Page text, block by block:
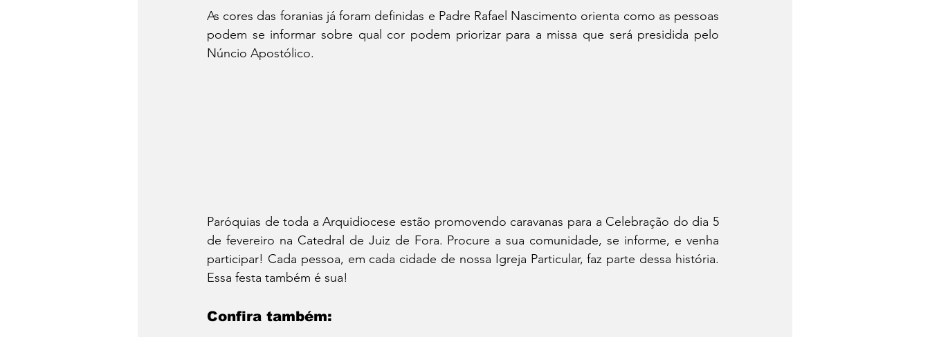
As cores das foranias já foram definidas e Padre Rafael Nascimento orienta como as pessoas
podem se informar sobre qual cor podem priorizar para a missa que será presidida pelo
Núncio Apostólico.
Paróquias de toda a Arquidiocese estão promovendo caravanas para a Celebração do dia 5
de fevereiro na Catedral de Juiz de Fora. Procure a sua comunidade, se informe, e venha
participar! Cada pessoa, em cada cidade de nossa Igreja Particular, faz parte dessa história.
Essa festa também é sua!
Confira também: